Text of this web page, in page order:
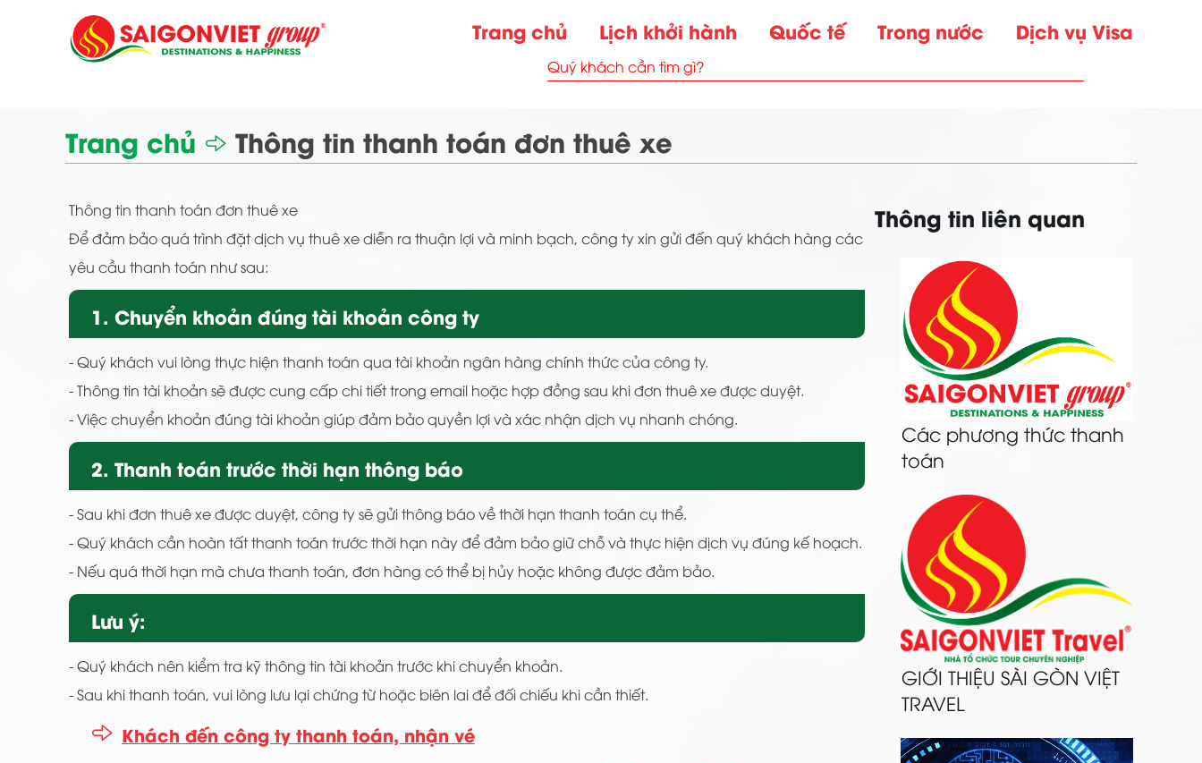
Trang chủ Lịch khởi hành Quốc tế Trong nước Dịch vụ Visa
Trang chủ Thông tin thanh toán đơn thuê xe
Thông tin thanh toán đơn thuê xe
Để đảm bảo quá trình đặt dịch vụ thuê xe diễn ra thuận lợi và minh bạch, công ty xin gửi đến quý khách hàng các
yêu cầu thanh toán như sau:
1. Chuyển khoản đúng tài khoản công ty
- Quý khách vui lòng thực hiện thanh toán qua tài khoản ngân hàng chính thức của công ty.
- Thông tin tài khoản sẽ được cung cấp chi tiết trong email hoặc hợp đồng sau khi đơn thuê xe được duyệt.
- Việc chuyển khoản đúng tài khoản giúp đảm bảo quyền lợi và xác nhận dịch vụ nhanh chóng.
2. Thanh toán trước thời hạn thông báo
- Sau khi đơn thuê xe được duyệt, công ty sẽ gửi thông báo về thời hạn thanh toán cụ thể.
- Quý khách cần hoàn tất thanh toán trước thời hạn này để đảm bảo giữ chỗ và thực hiện dịch vụ đúng kế hoạch.
- Nếu quá thời hạn mà chưa thanh toán, đơn hàng có thể bị hủy hoặc không được đảm bảo.
Lưu ý:
- Quý khách nên kiểm tra kỹ thông tin tài khoản trước khi chuyển khoản.
- Sau khi thanh toán, vui lòng lưu lại chứng từ hoặc biên lai để đối chiếu khi cần thiết.
Khách đến công ty thanh toán, nhận vé
Thông tin liên quan
Các phương thức thanh
toán
GIỚI THIỆU SÀI GÒN VIỆT
TRAVEL